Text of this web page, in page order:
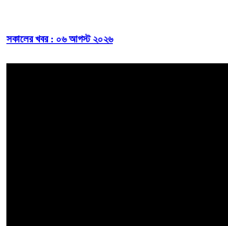
সকালের খবর : ০৬ আগস্ট ২০২৬